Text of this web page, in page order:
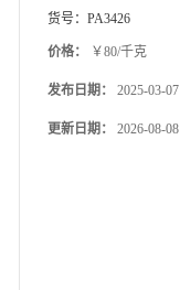
货号： PA3426
价格： ￥80/千克
发布日期： 2025-03-07
更新日期： 2026-08-08